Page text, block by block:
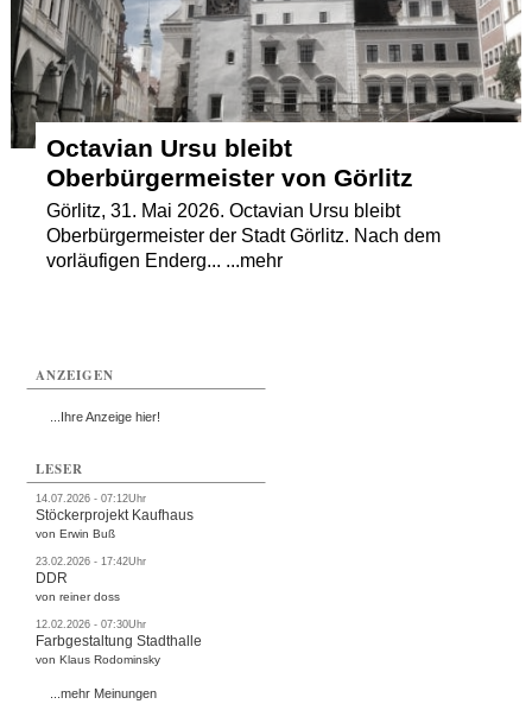
Octavian Ursu bleibt
Oberbürgermeister von Görlitz
Görlitz, 31. Mai 2026. Octavian Ursu bleibt
Oberbürgermeister der Stadt Görlitz. Nach dem
vorläufigen Enderg... ...mehr
ANZEIGEN
...Ihre Anzeige hier!
LESER
14.07.2026 - 07:12Uhr
Stöckerprojekt Kaufhaus
von Erwin Buß
23.02.2026 - 17:42Uhr
DDR
von reiner doss
12.02.2026 - 07:30Uhr
Farbgestaltung Stadthalle
von Klaus Rodominsky
...mehr Meinungen